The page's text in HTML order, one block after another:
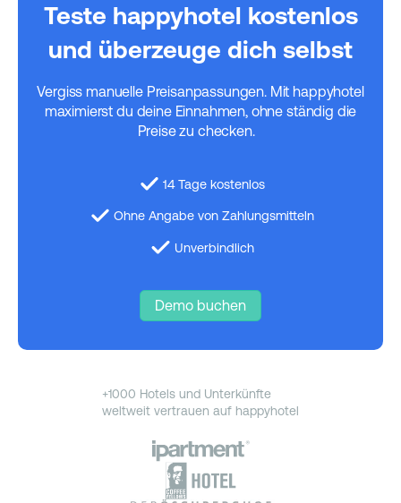
Teste happyhotel kostenlos
und überzeuge dich selbst
Vergiss manuelle Preisanpassungen. Mit happyhotel
maximierst du deine Einnahmen, ohne ständig die
Preise zu checken.
14 Tage kostenlos
Ohne Angabe von Zahlungsmitteln
Unverbindlich
Demo buchen
+1000 Hotels und Unterkünfte
weltweit vertrauen auf happyhotel